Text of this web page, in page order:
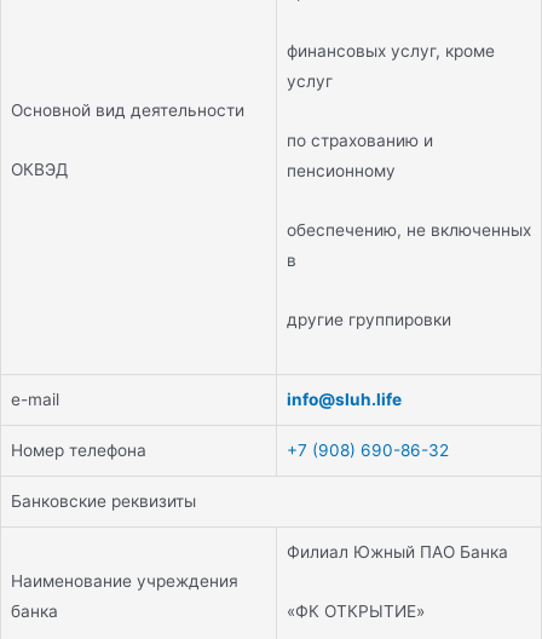
Основной вид деятельности
ОКВЭД
финансовых услуг, кроме
услуг
по страхованию и
пенсионному
обеспечению, не включенных
в
другие группировки
e-mail info@sluh.life
Номер телефона +7 (908) 690-86-32
Банковские реквизиты
Наименование учреждения
банка
Филиал Южный ПАО Банка
«ФК ОТКРЫТИЕ»